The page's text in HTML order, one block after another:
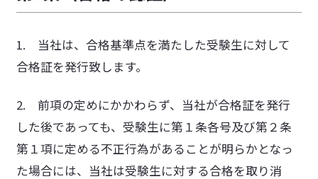
1. 当社は、合格基準点を満たした受験生に対して
合格証を発行致します。
2. 前項の定めにかかわらず、当社が合格証を発行
した後であっても、受験生に第１条各号及び第２条
第１項に定める不正行為があることが明らかとなっ
た場合には、当社は受験生に対する合格を取り消